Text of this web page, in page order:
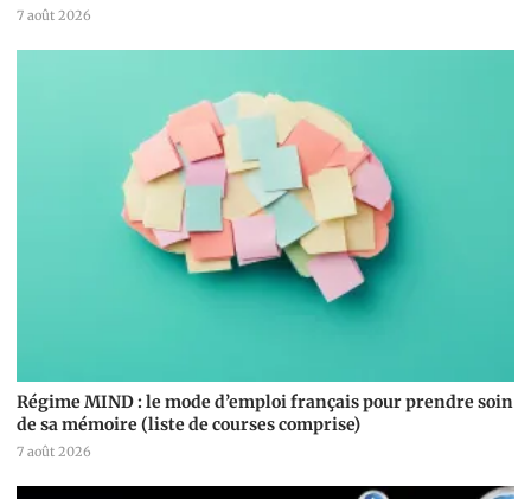
7 août 2026
Régime MIND : le mode d’emploi français pour prendre soin
de sa mémoire (liste de courses comprise)
7 août 2026